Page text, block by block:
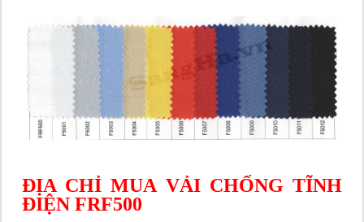
ĐỊA CHỈ MUA VẢI CHỐNG TĨNH
ĐIỆN FRF500